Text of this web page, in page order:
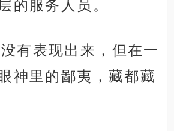
的服务人员。
有表现出来，但在一
神里的鄙夷，藏都藏